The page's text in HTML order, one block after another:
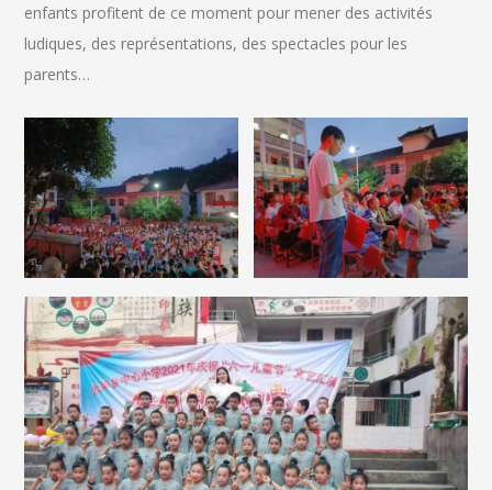
enfants profitent de ce moment pour mener des activités
ludiques, des représentations, des spectacles pour les
parents…